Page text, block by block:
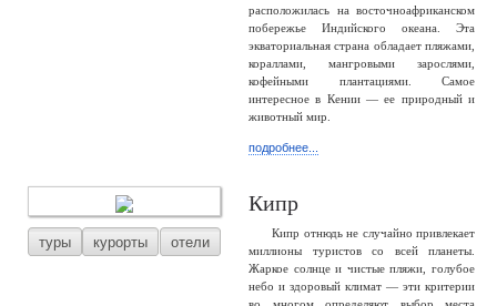
расположилась на восточноафриканском
побережье Индийского океана. Эта
экваториальная страна обладает пляжами,
кораллами, мангровыми зарослями,
кофейными плантациями. Самое
интересное в Кении — ее природный и
животный мир.
подробнее...
туры курорты отели
Кипр
Кипр отнюдь не случайно привлекает
миллионы туристов со всей планеты.
Жаркое солнце и чистые пляжи, голубое
небо и здоровый климат — эти критерии